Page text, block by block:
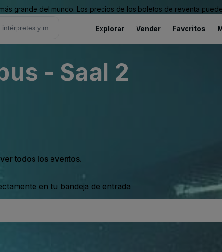
grande del mundo. Los precios de los boletos de reventa
Explorar Vender Favoritos
- Saal 2
todos los eventos.
en tu bandeja de entrada